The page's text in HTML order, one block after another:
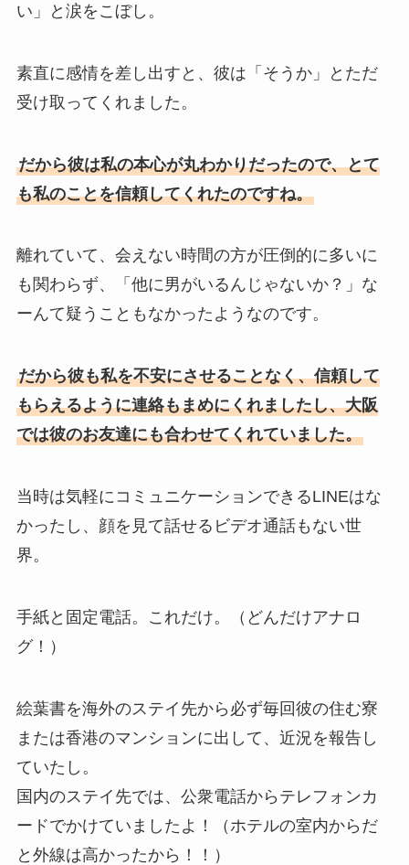
い」と涙をこぼし。
素直に感情を差し出すと、彼は「そうか」とただ
受け取ってくれました。
だから彼は私の本心が丸わかりだったので、とて
も私のことを信頼してくれたのですね。
離れていて、会えない時間の方が圧倒的に多いに
も関わらず、「他に男がいるんじゃないか？」な
ーんて疑うこともなかったようなのです。
だから彼も私を不安にさせることなく、信頼して
もらえるように連絡もまめにくれましたし、大阪
では彼のお友達にも合わせてくれていました。
当時は気軽にコミュニケーションできるLINEはな
かったし、顔を見て話せるビデオ通話もない世
界。
手紙と固定電話。これだけ。（どんだけアナロ
グ！）
絵葉書を海外のステイ先から必ず毎回彼の住む寮
または香港のマンションに出して、近況を報告し
ていたし。
国内のステイ先では、公衆電話からテレフォンカ
ードでかけていましたよ！（ホテルの室内からだ
と外線は高かったから！！）